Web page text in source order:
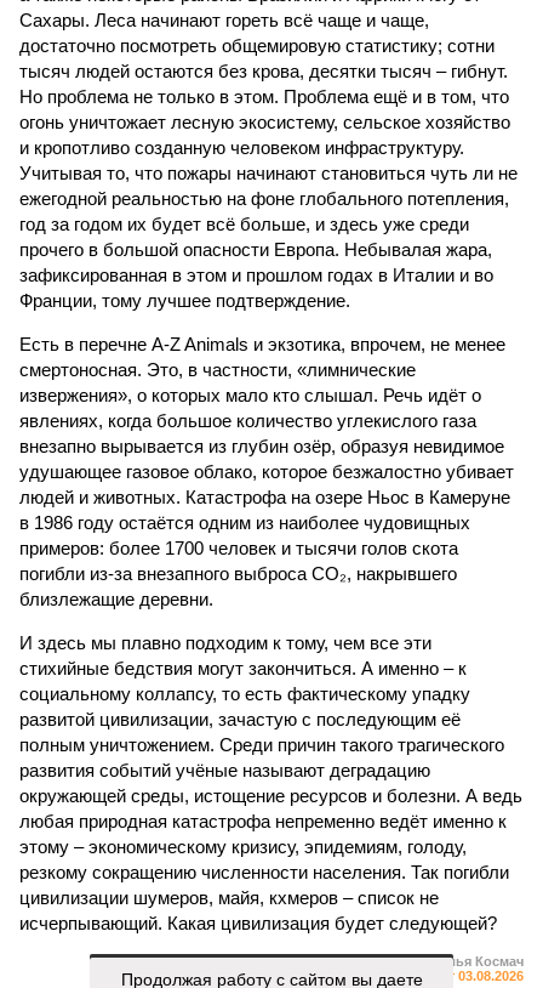
Сахары. Леса начинают гореть всё чаще и чаще,
достаточно посмотреть общемировую статистику; сотни
тысяч людей остаются без крова, десятки тысяч – гибнут.
Но проблема не только в этом. Проблема ещё и в том, что
огонь уничтожает лесную экосистему, сельское хозяйство
и кропотливо созданную человеком инфраструктуру.
Учитывая то, что пожары начинают становиться чуть ли не
ежегодной реальностью на фоне глобального потепления,
год за годом их будет всё больше, и здесь уже среди
прочего в большой опасности Европа. Небывалая жара,
зафиксированная в этом и прошлом годах в Италии и во
Франции, тому лучшее подтверждение.
Есть в перечне A-Z Animals и экзотика, впрочем, не менее
смертоносная. Это, в частности, «лимнические
извержения», о которых мало кто слышал. Речь идёт о
явлениях, когда большое количество углекислого газа
внезапно вырывается из глубин озёр, образуя невидимое
удушающее газовое облако, которое безжалостно убивает
людей и животных. Катастрофа на озере Ньос в Камеруне
в 1986 году остаётся одним из наиболее чудовищных
примеров: более 1700 человек и тысячи голов скота
погибли из-за внезапного выброса CO₂, накрывшего
близлежащие деревни.
И здесь мы плавно подходим к тому, чем все эти
стихийные бедствия могут закончиться. А именно – к
социальному коллапсу, то есть фактическому упадку
развитой цивилизации, зачастую с последующим её
полным уничтожением. Среди причин такого трагического
развития событий учёные называют деградацию
окружающей среды, истощение ресурсов и болезни. А ведь
любая природная катастрофа непременно ведёт именно к
этому – экономическому кризису, эпидемиям, голоду,
резкому сокращению численности населения. Так погибли
цивилизации шумеров, майя, кхмеров – список не
исчерпывающий. Какая цивилизация будет следующей?
Илья Космач
Газета«Наша версия» №29 от 03.08.2026
Продолжая работу с сайтом вы даете